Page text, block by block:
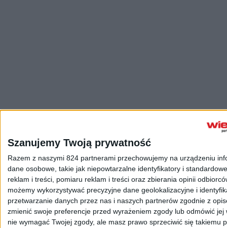
Szanujemy Twoją prywatność
Razem z naszymi 824 partnerami przechowujemy na urządzeniu
dane osobowe, takie jak niepowtarzalne identyfikatory i
reklam i treści, pomiaru reklam i treści oraz zbierania opinii
możemy wykorzystywać precyzyjne dane geolokalizacyjne i
przetwarzanie danych przez nas i naszych partnerów zgodnie z
zmienić swoje preferencje przed wyrażeniem zgody lub odmówić jej
nie wymagać Twojej zgody, ale masz prawo sprzeciwić się